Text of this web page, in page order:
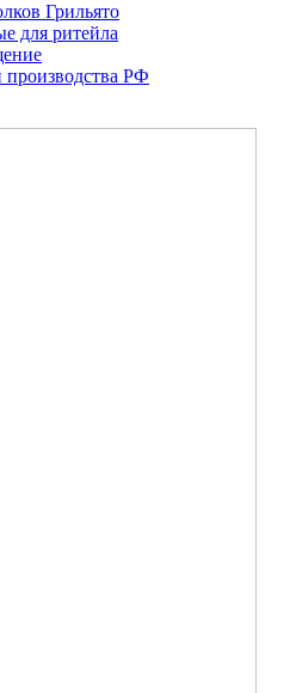
Грильято
для ритейла
РФ